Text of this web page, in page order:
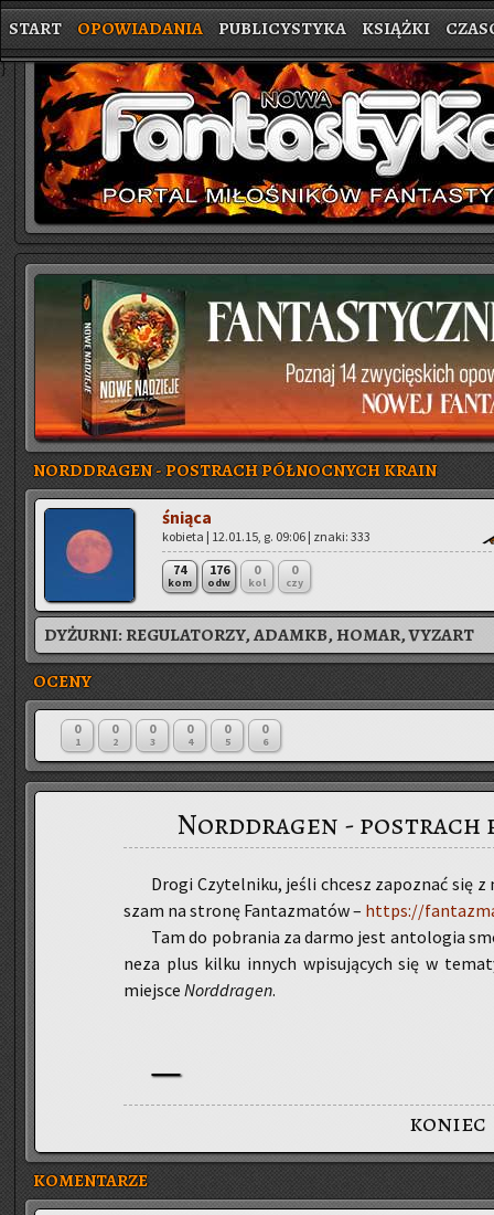
START OPOWIADANIA PUBLICYSTYKA KSIĄŻKI
}
NORDDRAGEN - POSTRACH PÓŁNOCNYCH KRAIN
śnią­ca
ko­bie­ta | 12.01.15, g. 09:06 | znaki: 333
74
kom
176
odw
0
kol
0
czy
DYŻURNI:REGULATORZY, ADAMKB, HOMAR, VYZART
OCENY
0
1
0
2
0
3
0
4
0
5
0
6
Norddragen - postrach
Drogi Czy­tel­ni­ku, jeśli chcesz za­po­znać się
szam na stro­nę Fan­ta­zma­tów – https://
Tam do po­bra­nia za darmo jest an­to­lo­gia
ne­za plus kilku in­nych wpi­su­ją­cych się w
miej­sce Nord­dra­gen.
koniec
KOMENTARZE